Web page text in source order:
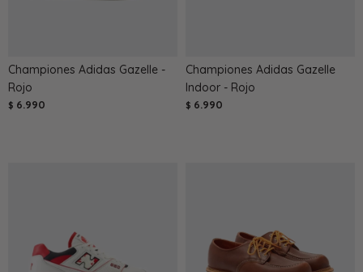
Championes Adidas Gazelle -
Rojo
$ 6.990
Championes Adidas Gazelle
Indoor - Rojo
$ 6.990